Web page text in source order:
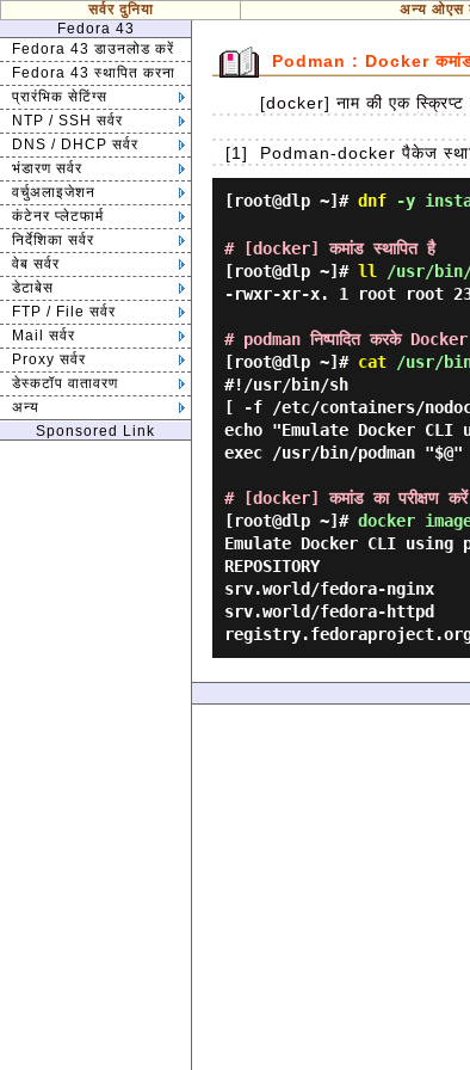
सर्वर दुनिया अन्य ओएस
Fedora 43
Fedora 43 डाउनलोड करें
Fedora 43 स्थापित करना
प्रारंभिक सेटिंग्स
NTP / SSH सर्वर
DNS / DHCP सर्वर
भंडारण सर्वर
वर्चुअलाइजेशन
कंटेनर प्लेटफार्म
निर्देशिका सर्वर
वेब सर्वर
डेटाबेस
FTP / File सर्वर
Mail सर्वर
Proxy सर्वर
डेस्कटॉप वातावरण
अन्य
Sponsored Link
Podman : Docker कमांड
[docker] नाम की एक
[1] Podman-docker पैकेज
[root@dlp ~]# dnf -y
# [docker] कमांड स्थापित है
[root@dlp ~]# ll
/usr/bin/
-rwxr-xr-x. 1 root root
# podman निष्पादित करके
[root@dlp ~]# cat /usr/
#!/usr/bin/sh
[ -f /etc/containers/
echo "Emulate Docker
exec /usr/bin/podman "$@"
# [docker] कमांड का परीक्षण करें
[root@dlp ~]# docker
Emulate Docker CLI
REPOSITORY
srv.world/fedora-nginx
srv.world/fedora-httpd